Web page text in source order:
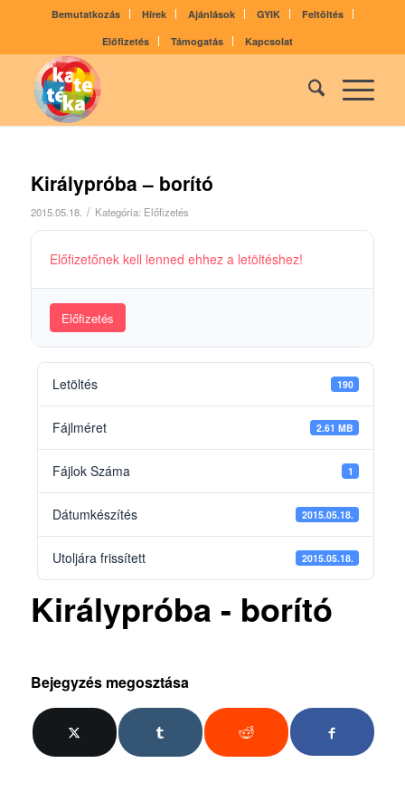
Bemutatkozás Hírek Ajánlások GYIK
Feltöltés
Előfizetés
Támogatás Kapcsolat
Királypróba – borító
2015.05.18. / Kategória: Előfizetés
Előfizetőnek kell lenned ehhez a letöltéshez!
Előfizetés
Letöltés 190
Fájlméret 2.61 MB
Fájlok Száma 1
Dátumkészítés 2015.05.18.
Utoljára frissített 2015.05.18.
Királypróba - borító
Bejegyzés megosztása